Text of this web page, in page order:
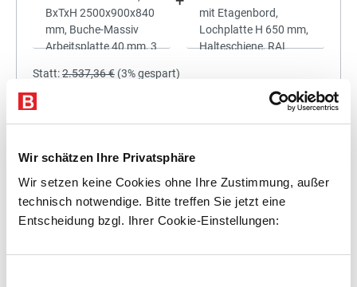
Wir schätzen Ihre Privatsphäre
Wir setzen keine Cookies ohne Ihre Zustimmung, außer
technisch notwendige. Bitte treffen Sie jetzt eine
Entscheidung bzgl. Ihrer Cookie-Einstellungen:
Statt:2.537,36 € (3%gespart)
Preis für alle: